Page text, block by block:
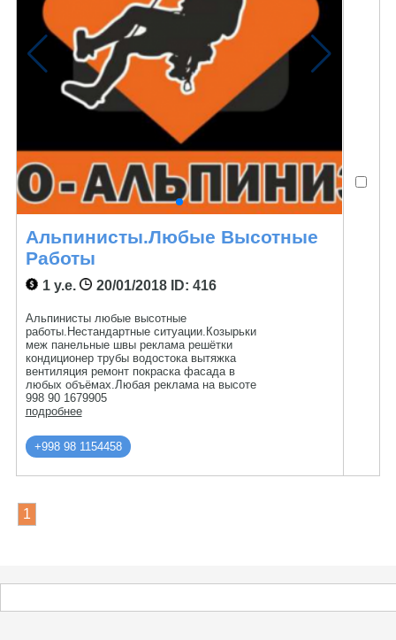
Альпинисты.Любые Высотные
Работы
1 у.е. 20/01/2018ID: 416
Альпинисты любые высотные
работы.Нестандартные ситуации.Козырьки
меж панельные швы реклама решётки
кондиционер трубы водостока вытяжка
вентиляция ремонт покраска фасада в
любых объёмах.Любая реклама на высоте
998 90 1679905
подробнее
+998 98 1154458
1